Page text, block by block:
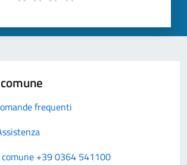
frequenti
comune +39 0364 541100